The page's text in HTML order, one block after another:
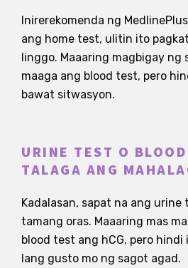
Inirerekomenda ng
ang home test, ulitin ito
linggo. Maaaring magbigay ng
maaga ang blood test, pero
bawat sitwasyon.
URINE TEST O
TALAGA ANG
Kadalasan, sapat na ang
tamang oras. Maaaring mas
blood test ang hCG, pero
lang gusto mo ng sagot agad.